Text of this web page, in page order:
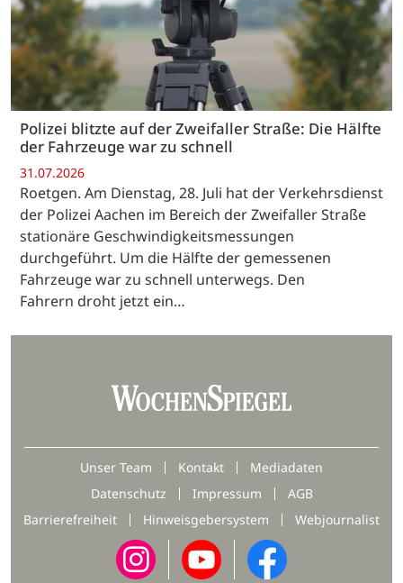
Polizei blitzte auf der Zweifaller Straße: Die Hälfte
der Fahrzeuge war zu schnell
31.07.2026
Roetgen. Am Dienstag, 28. Juli hat der Verkehrsdienst
der Polizei Aachen im Bereich der Zweifaller Straße
stationäre Geschwindigkeitsmessungen
durchgeführt. Um die Hälfte der gemessenen
Fahrzeuge war zu schnell unterwegs. Den
Fahrern droht jetzt ein…
Unser Team Kontakt
Mediadaten
Datenschutz
Impressum
AGB
Barrierefreiheit
Hinweisgebersystem Webjournalist